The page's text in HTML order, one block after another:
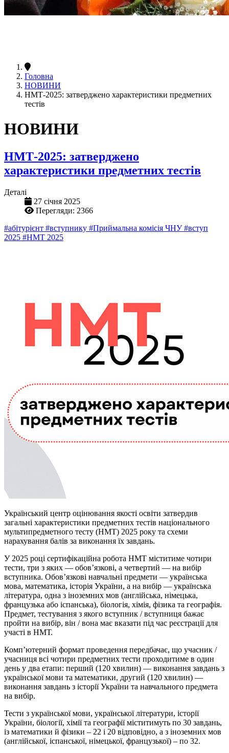
Головна
НОВИНИ
НМТ-2025: затверджено характеристики предметних
тестів
НОВИНИ
НМТ-2025: затверджено
характеристики предметних тестів
Деталі
27 січня 2025
Перегляди: 2366
#абітурієнт #вступнику #Приймальна комісія ЧНУ#вступ
2025 #НМТ 2025
Український центр оцінювання якості освіти затвердив
загальні характеристики предметних тестів національного
мультипредметного тесту (НМТ) 2025 року та схеми
нарахування балів за виконання їх завдань.
У 2025 році сертифікаційна робота НМТ міститиме чотири
тести, три з яких — обов’язкові, а четвертий — на вибір
вступника. Обов’язкові навчальні предмети — українська
мова, математика, історія України, а на вибір — українська
література, одна з іноземних мов (англійська, німецька,
французька або іспанська), біологія, хімія, фізика та географія.
Предмет, тестування з якого вступник / вступниця бажає
пройти на вибір, він / вона має вказати під час реєстрації для
участі в НМТ.
Комп’ютерний формат проведення передбачає, що учасник /
учасниця всі чотири предметних тести проходитиме в один
день у два етапи: перший (120 хвилин) — виконання завдань з
української мови та математики, другий (120 хвилин) —
виконання завдань з історії України та навчального предмета
на вибір.
Тести з української мови, української літератури, історії
України, біології, хімії та географії міститимуть по 30 завдань,
із математики й фізики – 22 і 20 відповідно, а з іноземних мов
(англійської, іспанської, німецької, французької) – по 32.